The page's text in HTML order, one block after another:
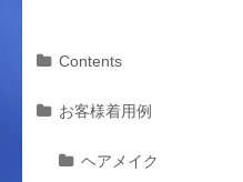
Contents
お客様着用例
ヘアメイク